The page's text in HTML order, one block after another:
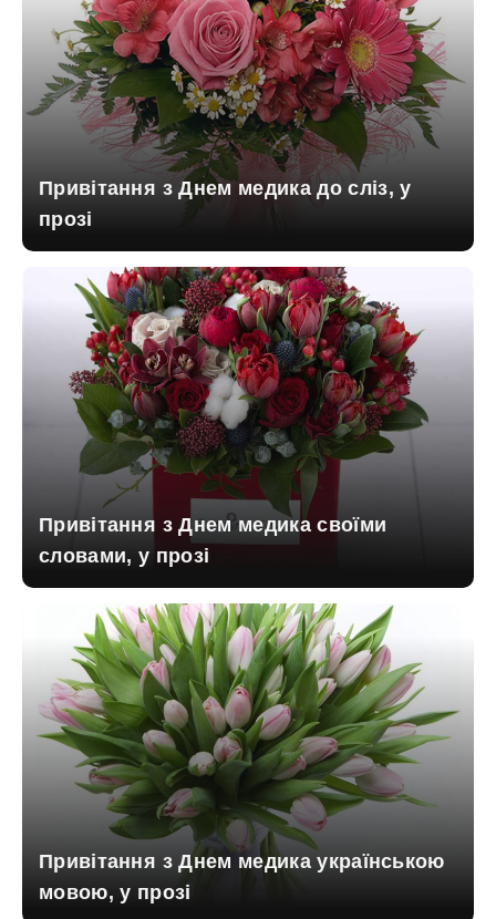
Привітання з Днем медика до сліз, у
прозі
Привітання з Днем медика своїми
словами, у прозі
Привітання з Днем медика українською
мовою, у прозі